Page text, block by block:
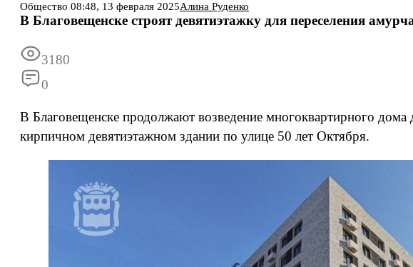
Информация
Общество 08:48, 13 февраля 2025Алина Руденко
В Благовещенске строят девятиэтажку для переселения
3180
0
В Благовещенске продолжают возведение многоквартирного
кирпичном девятиэтажном здании по улице 50 лет Октября.